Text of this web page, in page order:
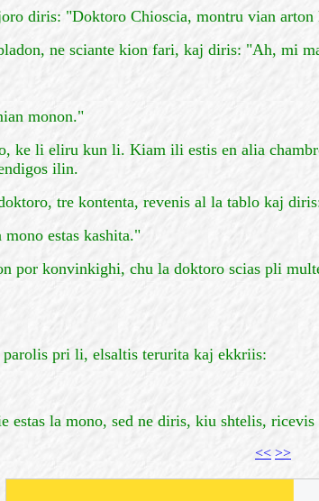
diris: "Doktoro Chioscia, montru vian
ne sciante kion fari, kaj diris: "Ah, mi
monon."
ke li eliru kun li. Kiam ili estis en alia
ilin.
tre kontenta, revenis al la tablo kaj
estas kashita."
por konvinkighi, chu la doktoro scias pli
pri li, elsaltis terurita kaj ekkriis:
la mono, sed ne diris, kiu shtelis,
<< >>